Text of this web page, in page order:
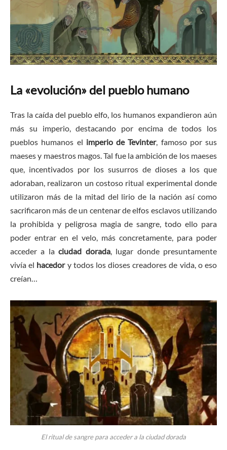
La «evolución» del pueblo humano
Tras la caída del pueblo elfo, los humanos expandieron aún
más su imperio, destacando por encima de todos los
pueblos humanos el imperio de Tevinter, famoso por sus
maeses y maestros magos. Tal fue la ambición de los maeses
que, incentivados por los susurros de dioses a los que
adoraban, realizaron un costoso ritual experimental donde
utilizaron más de la mitad del lirio de la nación así como
sacrificaron más de un centenar de elfos esclavos utilizando
la prohibida y peligrosa magia de sangre, todo ello para
poder entrar en el velo, más concretamente, para poder
acceder a laciudad dorada, lugar donde presuntamente
vivía el hacedor y todos los dioses creadores de vida, o eso
creían…
El ritual de sangre para acceder a la ciudad dorada